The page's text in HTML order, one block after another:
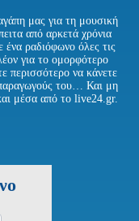
μας για τη μουσική
από αρκετά χρόνια
ραδιόφωνο όλες τις
για το ομορφότερο
περισσότερο να κάνετε
του… Και μη
μέσα από το live24.gr.